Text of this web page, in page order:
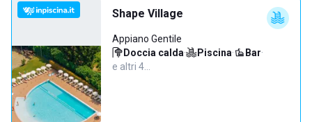
Shape Village
Appiano Gentile
Doccia calda· Piscina· Bar·
e altri 4…